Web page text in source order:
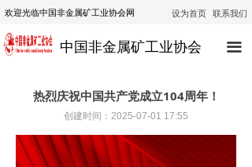
中国非金属矿工业协会
欢迎光临中国非金属矿工业协会网 设为首页 联系我们
끀
首页
协会动态
行业动态
技术咨询
热烈庆祝中国共产党成立104周年！
创建时间： 2025-07-01 17:55